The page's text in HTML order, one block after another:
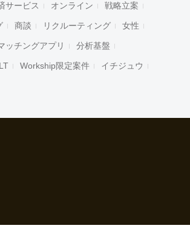
サービス オンライン 戦略立案
商談 リクルーティング 女性
ッチングアプリ 分析基盤
Workship限定案件 イチジュウ